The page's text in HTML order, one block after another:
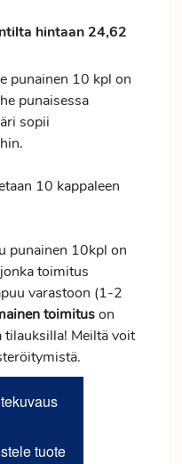
hintaan 24,62
punainen 10 kpl on
punaisessa
sopii
10 kappaleen
punainen 10kpl on
toimitus
varastoon (1-2
toimituson
Meiltä voit
tuote